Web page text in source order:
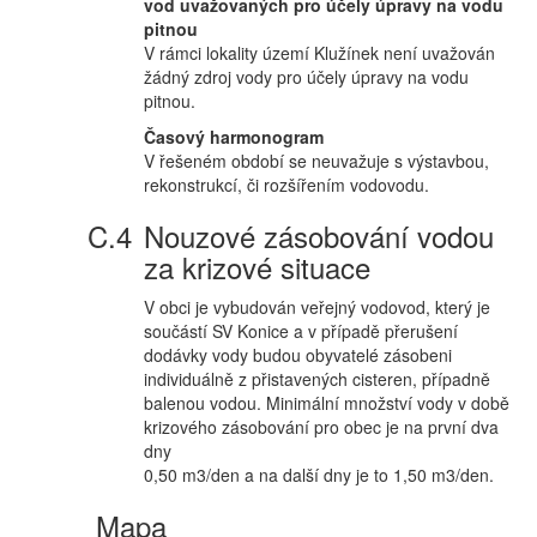
vod uvažovaných pro účely úpravy na vodu
pitnou
V rámci lokality území Klužínek není uvažován
žádný zdroj vody pro účely úpravy na vodu
pitnou.
Časový harmonogram
V řešeném období se neuvažuje s výstavbou,
rekonstrukcí, či rozšířením vodovodu.
Nouzové zásobování vodou
za krizové situace
V obci je vybudován veřejný vodovod, který je
součástí SV Konice a v případě přerušení
dodávky vody budou obyvatelé zásobeni
individuálně z přistavených cisteren, případně
balenou vodou. Minimální množství vody v době
krizového zásobování pro obec je na první dva
dny
0,50 m3/den a na další dny je to 1,50 m3/den.
Mapa